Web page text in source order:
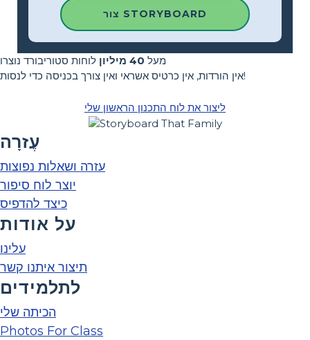
צור STORYBOARD
מעל 40 מיליון
לוחות סטוריבורד נוצרו
אין הורדות, אין כרטיס אשראי ואין צורך בכניסה כדי לנסות!
ליצור את לוח התכנון הראשון שלי
עֶזרָה
עזרה ושאלות נפוצות
יוצר לוח סיפור
כיצד להדפיס
על אודות
עלינו
תיצור איתנו קשר
לתלמידים
הכיתה שלי
Photos For Class